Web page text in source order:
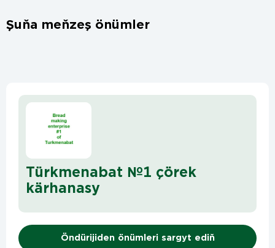
Şuňa meňzeş önümler
Türkmenabat №1 çörek
kärhanasy
Öndürijiden önümleri sargyt ediň